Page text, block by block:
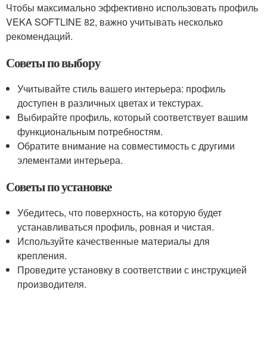
Чтобы максимально эффективно использовать профиль
VEKA SOFTLINE 82, важно учитывать несколько
рекомендаций.
Советы по выбору
Учитывайте стиль вашего интерьера: профиль
доступен в различных цветах и текстурах.
Выбирайте профиль, который соответствует вашим
функциональным потребностям.
Обратите внимание на совместимость с другими
элементами интерьера.
Советы по установке
Убедитесь, что поверхность, на которую будет
устанавливаться профиль, ровная и чистая.
Используйте качественные материалы для
крепления.
Проведите установку в соответствии с инструкцией
производителя.